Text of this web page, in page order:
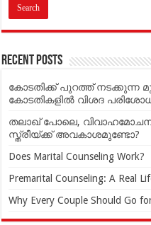
Recent Posts
കോടതിക്ക് പുറത്ത് നടക്കുന്ന
കോടതികളില്‍ വിശദ
തലാഖ് പോലെ,
സ്ത്രീയ്ക്ക് അവകാശമുണ്ടോ?
Does Marital Counseling Work?
Premarital Counseling: A Real
Why Every Couple Should Go